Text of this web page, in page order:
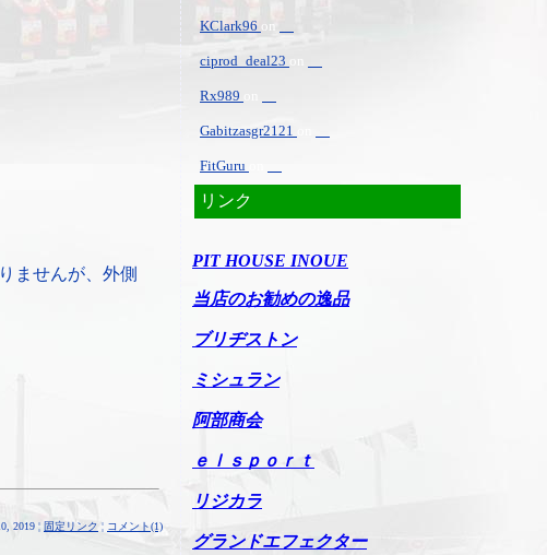
ませんが、外側
2019 ¦ 固定リンク ¦ コメント(1)
KClark96 on
ciprod_deal23 on
Rx989
Gabitzasgr2121
FitGuru
リンク
PIT HOUSE INOUE
当店のお勧めの逸品
ブリヂストン
ミシュラン
阿部商会
ｅｌｓｐｏｒｔ
リジカラ
グランドエフェクター